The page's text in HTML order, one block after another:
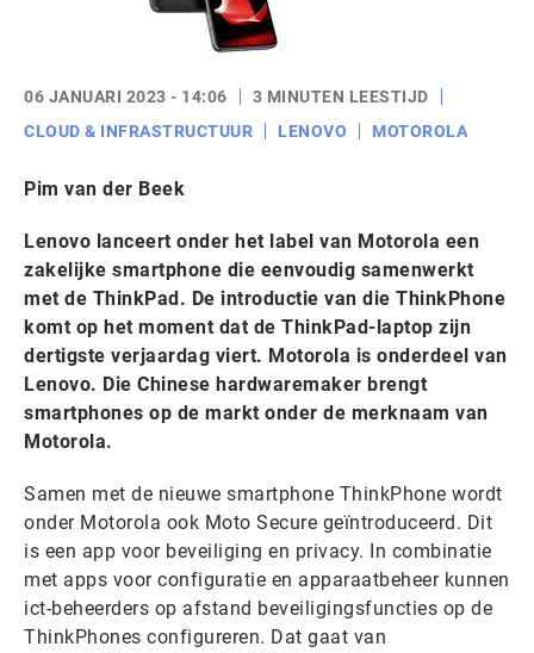
06 JANUARI 2023 - 14:06
3 MINUTEN LEESTIJD
CLOUD & INFRASTRUCTUUR
LENOVO MOTOROLA
Pim van der Beek
Lenovo lanceert onder het label van Motorola een
zakelijke smartphone die eenvoudig samenwerkt
met de ThinkPad. De introductie van die ThinkPhone
komt op het moment dat de ThinkPad-laptop zijn
dertigste verjaardag viert. Motorola is onderdeel van
Lenovo. Die Chinese hardwaremaker brengt
smartphones op de markt onder de merknaam van
Motorola.
Samen met de nieuwe smartphone ThinkPhone wordt
onder Motorola ook Moto Secure geïntroduceerd. Dit
is een app voor beveiliging en privacy. In combinatie
met apps voor configuratie en apparaatbeheer kunnen
ict-beheerders op afstand beveiligingsfuncties op de
ThinkPhones configureren. Dat gaat van